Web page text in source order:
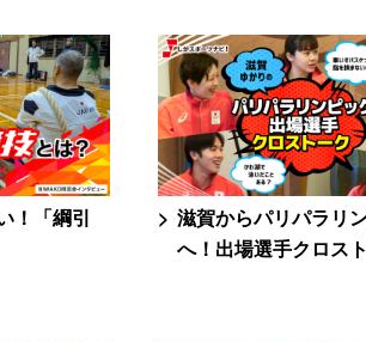
！「綱引
滋賀からパリパラリ
へ！出場選手クロス